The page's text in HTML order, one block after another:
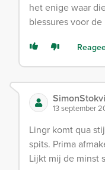
het enige waar
blessures voor
13 september
Lingr komt qua
spits. Prima
Lijkt mij de minst